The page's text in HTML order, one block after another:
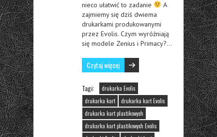
nieco ułatwić to zadanie
A
zajmiemy się dziś dwiema
drukarkami produkowanymi
przez Evolis. Czym wyróżniają
się modele Zenius i Primacy?…
Czytaj więcej
Tagi:
drukarka Evolis
drukarka kart
drukarka kart Evolis
drukarka kart plastikowych
drukarka kart plastikowych Evolis